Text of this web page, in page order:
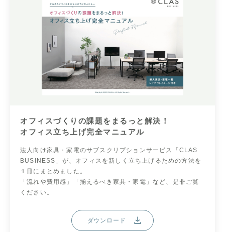
オフィスづくりの課題をまるっと解決！
オフィス立ち上げ完全マニュアル
法人向け家具・家電のサブスクリプションサービス「CLAS
BUSINESS」が、オフィスを新しく立ち上げるための方法を
１冊にまとめました。
「流れや費用感」「揃えるべき家具・家電」など、是非ご覧
ください。
ダウンロード